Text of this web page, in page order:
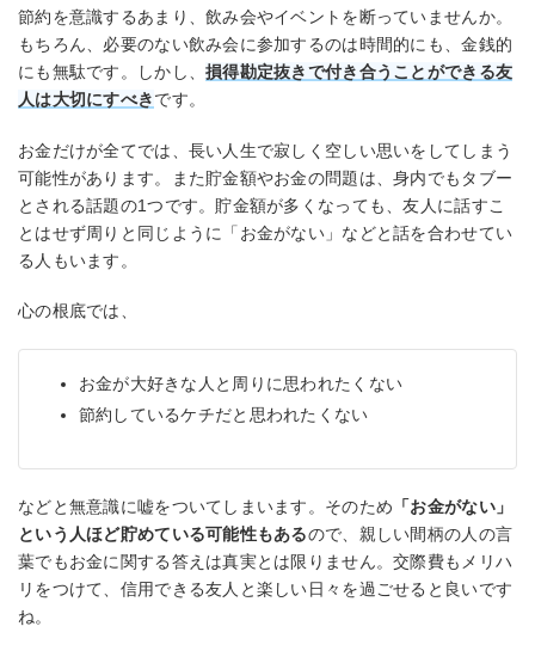
節約を意識するあまり、飲み会やイベントを断っていませんか。
もちろん、必要のない飲み会に参加するのは時間的にも、金銭的
にも無駄です。しかし、損得勘定抜きで付き合うことができる友
人は大切にすべきです。
お金だけが全てでは、長い人生で寂しく空しい思いをしてしまう
可能性があります。また貯金額やお金の問題は、身内でもタブー
とされる話題の1つです。貯金額が多くなっても、友人に話すこ
とはせず周りと同じように「お金がない」などと話を合わせてい
る人もいます。
心の根底では、
お金が大好きな人と周りに思われたくない
節約しているケチだと思われたくない
などと無意識に嘘をついてしまいます。そのため 「お金がない」
という人ほど貯めている可能性もあるので、親しい間柄の人の言
葉でもお金に関する答えは真実とは限りません。交際費もメリハ
リをつけて、信用できる友人と楽しい日々を過ごせると良いです
ね。